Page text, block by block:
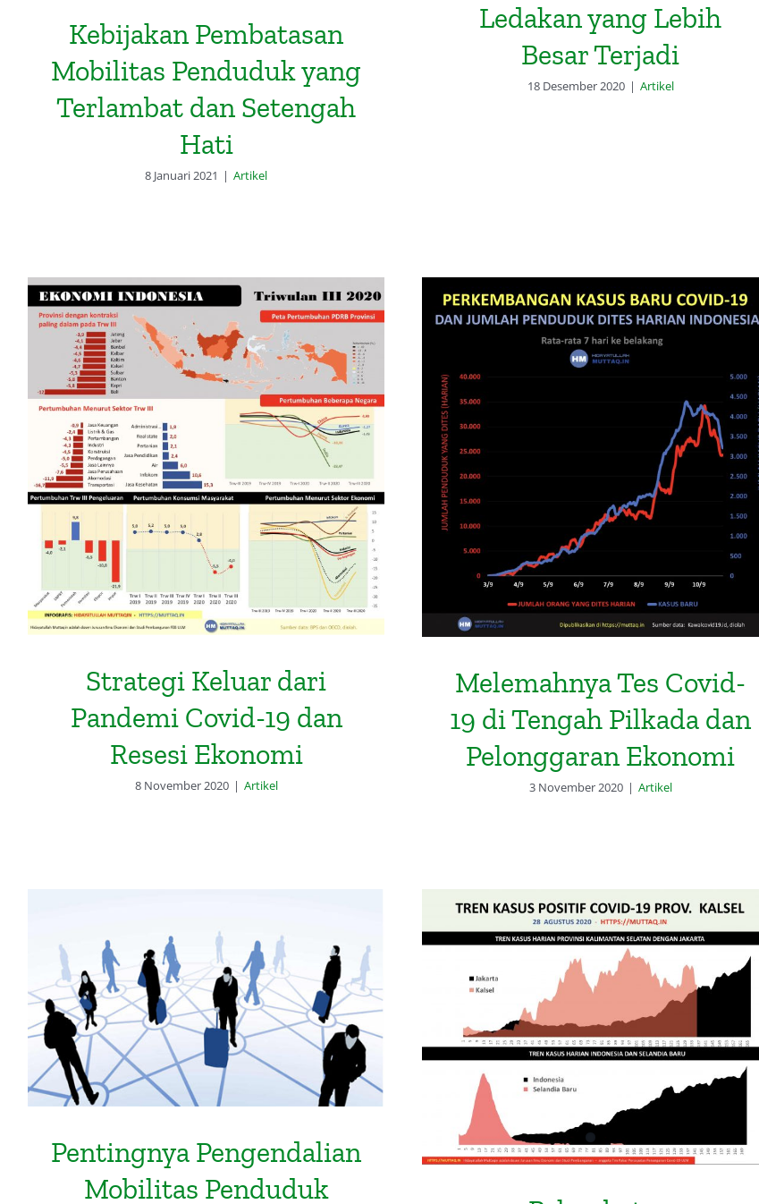
Kebijakan Pembatasan
Mobilitas Penduduk yang
Terlambat dan Setengah
Hati
8 Januari 2021 | Artikel
Ledakan yang Lebih
Besar Terjadi
18 Desember 2020 | Artikel
Strategi Keluar dari Pandemi
Covid-19 dan Resesi Ekonomi
Strategi Keluar dari
Pandemi Covid-19 dan
Resesi Ekonomi
8 November 2020 | Artikel
Melemahnya Tes Covid-19 di
Tengah Pilkada dan Pelonggaran
Ekonomi
Melemahnya Tes Covid-
19 di Tengah Pilkada dan
Pelonggaran Ekonomi
3 November 2020 | Artikel
Pentingnya Pengendalian Mobilitas
Penduduk untuk Mematahkan
Pertumbuhan Covid-19
Pentingnya Pengendalian
Mobilitas Penduduk
Pelambatan Pertumbuhan Covid-19
Kalsel: Waspada Penurunan Semu